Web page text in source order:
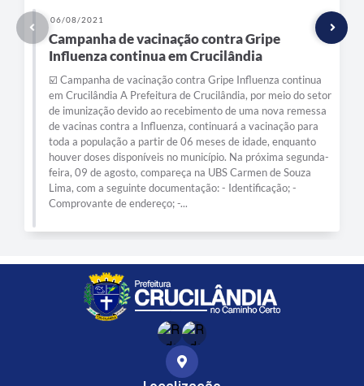
06/08/2021
Campanha de vacinação contra Gripe
Influenza continua em Crucilândia
☑️ Campanha de vacinação contra Gripe Influenza continua
em Crucilândia A Prefeitura de Crucilândia, por meio do setor
de imunização devido ao recebimento de uma nova remessa
de vacinas contra a Influenza, continuará a vacinação para
toda a população a partir de 06 meses de idade, enquanto
houver doses disponíveis no município. Na próxima segunda-
feira, 09 de agosto, compareça na UBS Carmen de Souza
Lima, com a seguinte documentação: - Identificação; -
Comprovante de endereço; -...